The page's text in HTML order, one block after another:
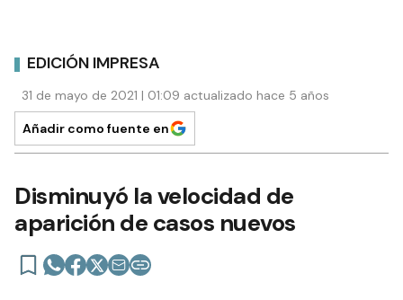
EDICIÓN IMPRESA
31 de mayo de 2021 | 01:09 actualizado hace 5 años
Añadir como fuente en
Disminuyó la velocidad de
aparición de casos nuevos